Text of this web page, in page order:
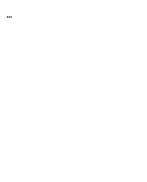
…